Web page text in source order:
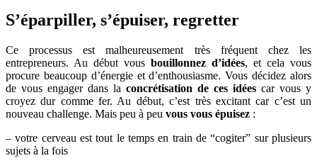
S’éparpiller, s’épuiser, regretter
Ce processus est malheureusement très fréquent chez les
entrepreneurs. Au début vous bouillonnez d’idées, et cela vous
procure beaucoup d’énergie et d’enthousiasme. Vous décidez alors
de vous engager dans la concrétisation de ces idées car vous y
croyez dur comme fer. Au début, c’est très excitant car c’est un
nouveau challenge. Mais peu à peu vous vous épuisez :
– votre cerveau est tout le temps en train de “cogiter” sur plusieurs
sujets à la fois